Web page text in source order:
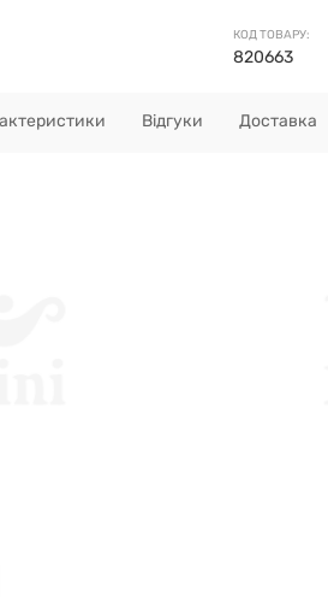
КОД ТОВАРУ:
820663
Відгуки Доставка